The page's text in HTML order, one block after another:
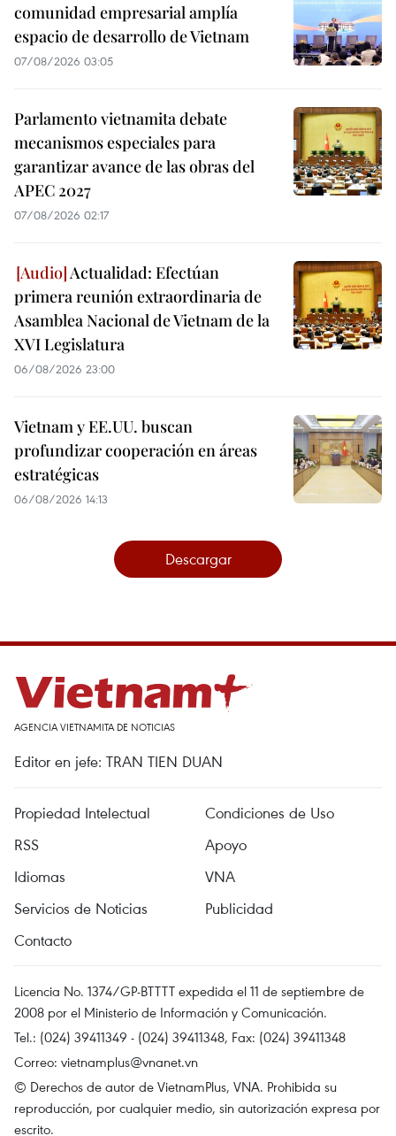
comunidad empresarial amplía
espacio de desarrollo de Vietnam
07/08/2026 03:05
Parlamento vietnamita debate
mecanismos especiales para
garantizar avance de las obras del
APEC 2027
07/08/2026 02:17
Actualidad: Efectúan
primera reunión extraordinaria de
Asamblea Nacional de Vietnam de la
XVI Legislatura
06/08/2026 23:00
Vietnam y EE.UU. buscan
profundizar cooperación en áreas
estratégicas
06/08/2026 14:13
Descargar
AGENCIA VIETNAMITA DE NOTICIAS
Editor en jefe: TRAN TIEN DUAN
Propiedad Intelectual
Condiciones de Uso
RSS
Apoyo
Idiomas
VNA
Servicios de Noticias
Publicidad
Contacto
Licencia No. 1374/GP-BTTTT expedida el 11 de septiembre de
2008 por el Ministerio de Información y Comunicación.
Tel.: (024) 39411349 - (024) 39411348, Fax: (024) 39411348
Correo: vietnamplus@vnanet.vn
© Derechos de autor de VietnamPlus, VNA. Prohibida su
reproducción, por cualquier medio, sin autorización expresa por
escrito.